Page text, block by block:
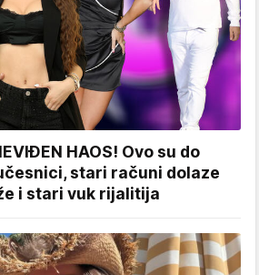
HAOS! Ovo su do
stari računi dolaze
i stari vuk rijalitija